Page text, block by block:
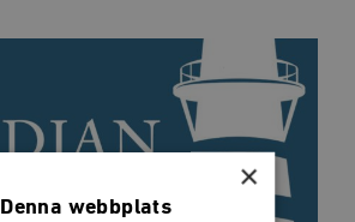
×
Denna webbplats